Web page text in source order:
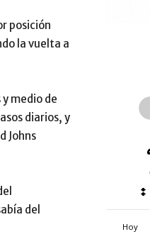
posición
la vuelta a
medio de
diarios, y
Johns
del
Hoy